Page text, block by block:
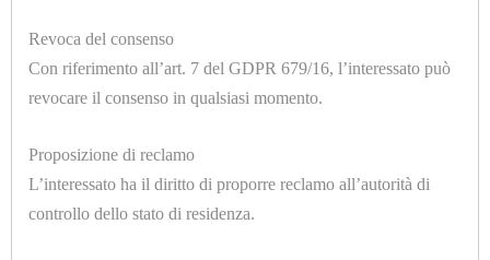
COMPONENTI
DA
STIROGOMMASCHIUMA UNIFOAM/120 SP.=14mm.
1400x2000mm.
Revoca del consenso
Con riferimento all’art. 7 del GDPR 679/16, l’interessato può
revocare il consenso in qualsiasi momento.
Proposizione di reclamo
L’interessato ha il diritto di proporre reclamo all’autorità di
controllo dello stato di residenza.